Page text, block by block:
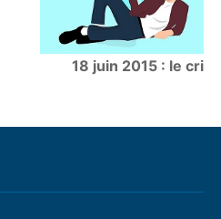
18 juin 2015 : le cri